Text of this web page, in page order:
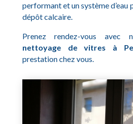
performant et un système
dépôt calcaire.
Prenez rendez-vous avec
nettoyage de vitres à
prestation chez vous.